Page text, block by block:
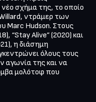
σχήμα της, το οποίο
ντράμερ των
Marc Hudson. Στους
“Stay Alive” (2020) και
η διάσημη
όλους τους
αγωνία της και να
μολότοφ που